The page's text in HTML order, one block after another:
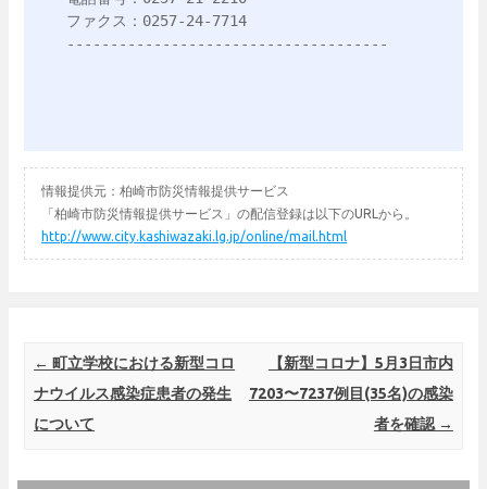
ファクス：0257-24-7714
-------------------------------------
情報提供元：柏崎市防災情報提供サービス
「柏崎市防災情報提供サービス」の配信登録は以下のURLから。
http://www.city.kashiwazaki.lg.jp/online/mail.html
Post navigation
← 町立学校における新型コロ
ナウイルス感染症患者の発生
について
【新型コロナ】5月3日市内
7203〜7237例目(35名)の感染
者を確認 →